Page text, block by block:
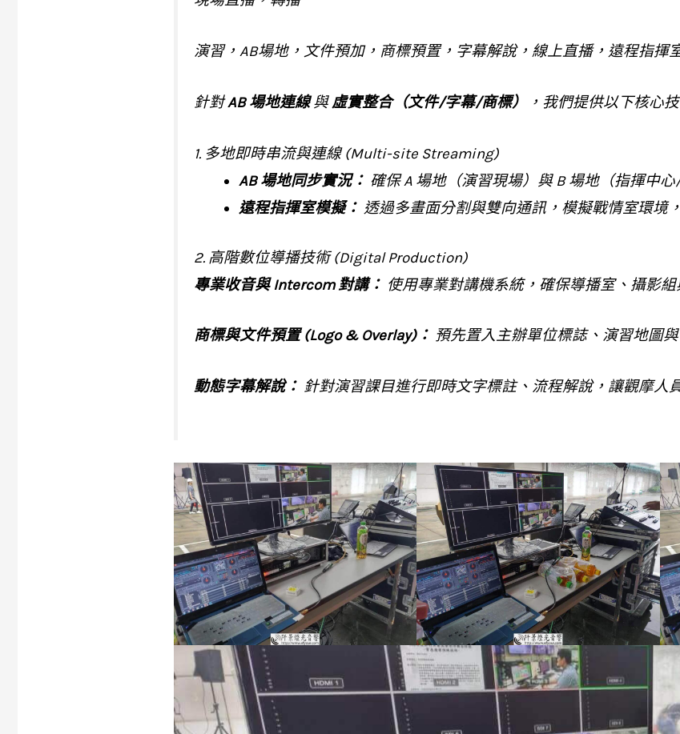
演習，AB場地，文件預加，商標預置，字幕解說，線上直播，遠程指揮
針對AB 場地連線與虛實整合（文件/字幕/商標） ，我們提供以下核心
1. 多地即時串流與連線 (Multi-site Streaming)
AB 場地同步實況： 確保 A 場地（演習現場）與 B 場地（指揮中
遠程指揮室模擬： 透過多畫面分割與雙向通訊，模擬戰情室環境
2. 高階數位導播技術 (Digital Production)
專業收音與 Intercom 對講： 使用專業對講機系統，確保導播室、攝影
商標與文件預置 (Logo & Overlay)： 預先置入主辦單位標誌、演習地圖
動態字幕解說： 針對演習課目進行即時文字標註、流程解說，讓觀摩人